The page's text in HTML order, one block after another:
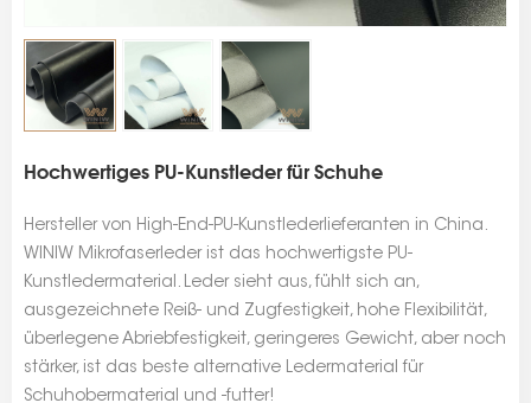
Hochwertiges PU-Kunstleder für Schuhe
Hersteller von High-End-PU-Kunstlederlieferanten in China.
WINIW Mikrofaserleder ist das hochwertigste PU-
Kunstledermaterial. Leder sieht aus, fühlt sich an,
ausgezeichnete Reiß- und Zugfestigkeit, hohe Flexibilität,
überlegene Abriebfestigkeit, geringeres Gewicht, aber noch
stärker, ist das beste alternative Ledermaterial für
Schuhobermaterial und -futter!